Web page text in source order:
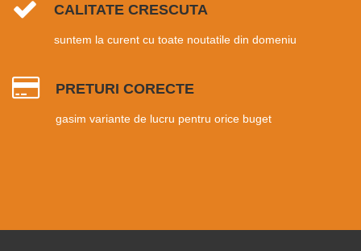
CALITATE CRESCUTA
suntem la curent cu toate noutatile din domeniu
PRETURI CORECTE
gasim variante de lucru pentru orice buget